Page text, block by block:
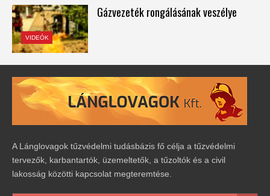
VIDEÓK
Gázvezeték rongálásának veszélye
A Lánglovagok tűzvédelmi tudásbázis fő célja a tűzvédelmi
tervezők, karbantartók, üzemeltetők, a tűzoltók és a civil
lakosság közötti kapcsolat megteremtése.